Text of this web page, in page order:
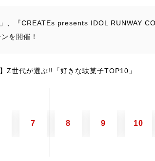
、『CREATEs presents IDOL RUNWAY
を開催！
Z世代が選ぶ!!「好きな駄菓子TOP10」
7 8 9 10